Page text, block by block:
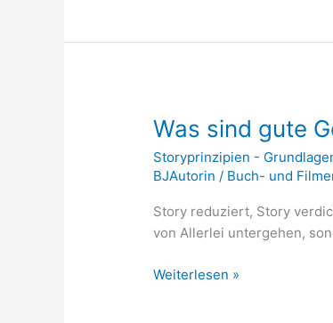
Was sind gute
Storyprinzipien -
BJAutorin/ Buch- und
Story reduziert, Story
von Allerlei untergehen,
Was
gute
Geschichten?
–
Stoner
Weiterlesen »